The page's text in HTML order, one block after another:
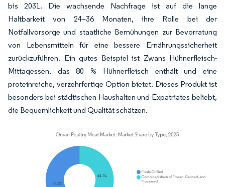
bis 2031. Die wachsende Nachfrage ist auf die lange
Haltbarkeit von 24–36 Monaten, ihre Rolle bei der
Notfallvorsorge und staatliche Bemühungen zur Bevorratung
von Lebensmitteln für eine bessere Ernährungssicherheit
zurückzuführen. Ein gutes Beispiel ist Zwans Hühnerfleisch-
Mittagessen, das 80 % Hühnerfleisch enthält und eine
proteinreiche, verzehrfertige Option bietet. Dieses Produkt ist
besonders bei städtischen Haushalten und Expatriates beliebt,
die Bequemlichkeit und Qualität schätzen.